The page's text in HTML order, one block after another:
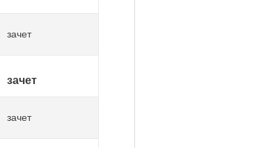
зачет
зачет
зачет